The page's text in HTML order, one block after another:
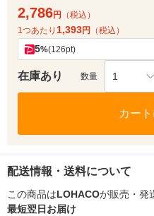
2,786円
（税込）
1つあたり 1,393円 （税込）
5%(126pt)
在庫あり 数量 1
カー
配送情報・送料について
この商品はLOHACOが販売・発
最短翌日お届け